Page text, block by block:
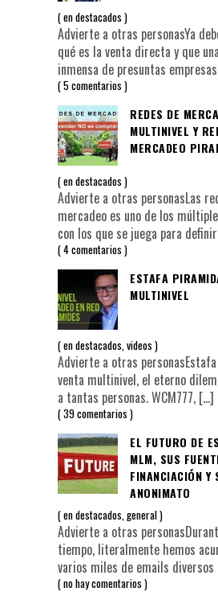
endestacados
Advierte a otras personasYa
qué es la venta directa y que
inmensa de presuntas
5 comentarios
REDES DE
MULTINIVEL Y
MERCADEO
endestacados
Advierte a otras personasLas
mercadeo es uno de los
con los que se juega para
4 comentarios
ESTAFA
MULTINIVEL
endestacados videos
Advierte a otras
venta multinivel, el eterno
a tantas personas. WCM777, […]
39 comentarios
EL FUTURO DE
MLM, SUS
FINANCIACIÓN Y
ANONIMATO
endestacados,general
Advierte a otras
tiempo, literalmente hemos
varios miles de emails diversos
no hay comentarios